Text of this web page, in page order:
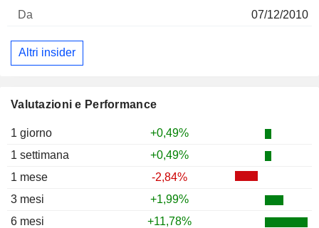
Valutazioni e Performance
1 giorno
+0,49%
1 settimana
+0,49%
1 mese
-2,84%
3 mesi
+1,99%
6 mesi
+11,78%
07/12/2010
Altri insider